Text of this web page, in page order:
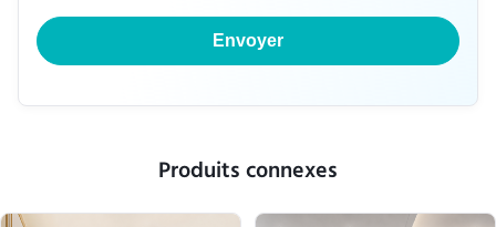
Envoyer
Produits connexes